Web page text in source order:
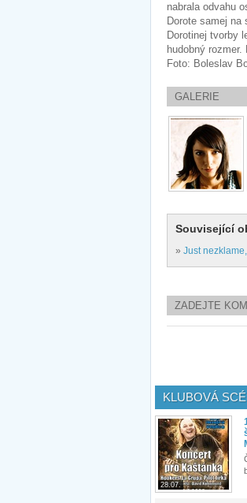
nabrala odvahu
Dorote samej
Dorotinej tvorby
hudobný rozmer.
Foto: Boleslav
GALERIE
Související
» Just
ZADEJTE
KLUBOVÁ
28.07.